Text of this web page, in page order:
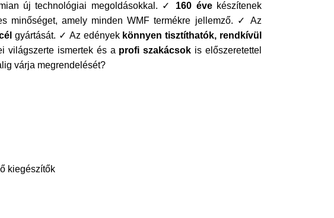
új technológiai megoldásokkal. ✓ 160 évekészítenek
minőséget, amely minden WMF termékre jellemző. ✓ Az
gyártását. ✓ Az edények könnyen tisztíthatók, rendkívül
világszerte ismertek és a profi szakácsok is előszeretettel
várja megrendelését?
kiegészítők